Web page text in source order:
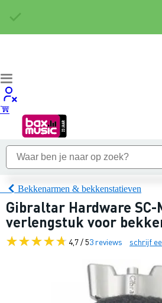
Bekkenarmen & bekkenstatieven
Gibraltar Hardware SC-
verlengstuk voor
4,7 / 53 reviews schrijf